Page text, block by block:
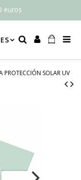
euros
ES
PROTECCIÓN SOLAR UV